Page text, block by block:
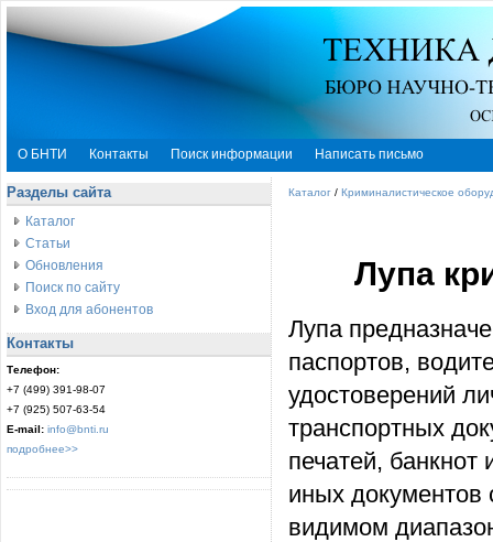
О БНТИ Контакты Поиск информации Написать письмо
Разделы сайта
Каталог
Статьи
Обновления
Поиск по сайту
Вход для абонентов
Контакты
Телефон:
+7 (499) 391-98-07
+7 (925) 507-63-54
E-mail: info@bnti.ru
подробнее>>
Каталог / Криминалистическое
Лупа
Лупа
паспортов,
удостоверений
транспортных
печатей,
иных документов
видимом